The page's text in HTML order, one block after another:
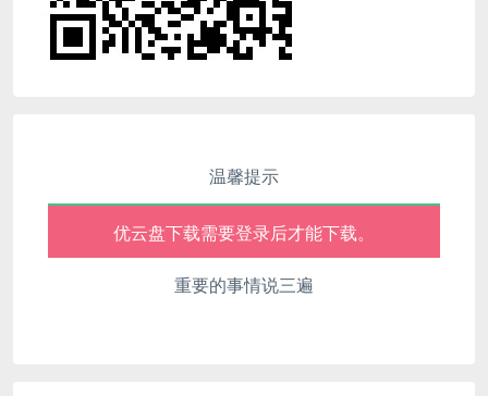
温馨提示
优云盘下载需要登录后才能下载。
优云盘下载需要登录后才能下载。
优云盘下载需要登录后才能下载。
优云盘下载需要登录后才能下载。
优云盘下载需要登录后才能下载。
重要的事情说三遍